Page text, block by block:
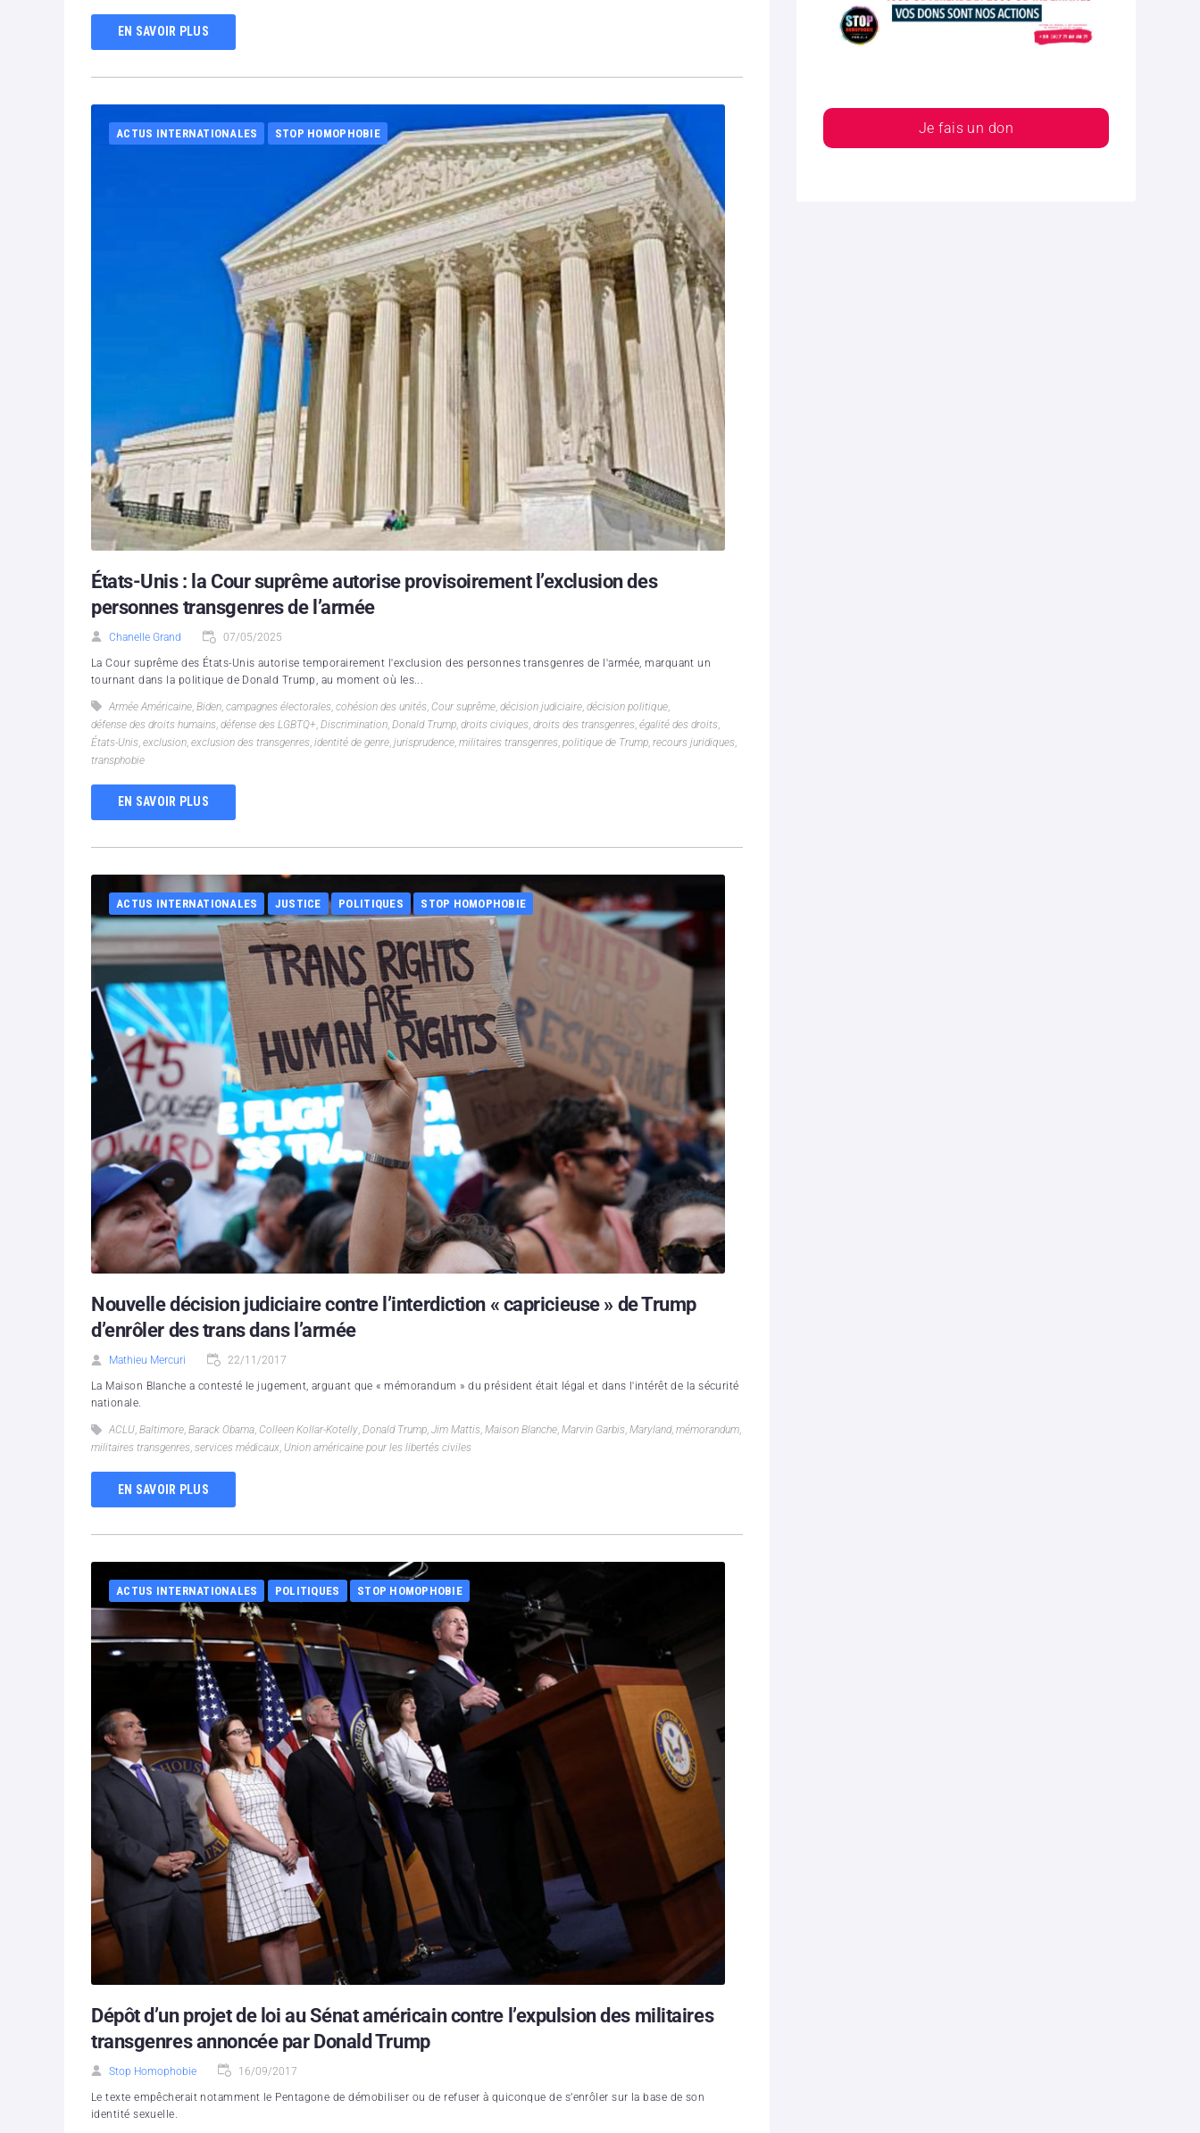
EN SAVOIR PLUS
ACTUS INTERNATIONALES STOP HOMOPHOBIE
États-Unis : la Cour suprême autorise provisoirement l’exclusion des
personnes transgenres de l’armée
Chanelle Grand 07/05/2025
La Cour suprême des États-Unis autorise temporairement l'exclusion des personnes transgenres de l'armée, marquant un
tournant dans la politique de Donald Trump, au moment où les...
Armée Américaine, Biden, campagnes électorales, cohésion des unités, Cour suprême, décision judiciaire, décision politique,
défense des droits humains, défense des LGBTQ+, Discrimination, Donald Trump, droits civiques, droits des transgenres, égalité des droits,
États-Unis, exclusion, exclusion des transgenres, identité de genre, jurisprudence, militaires transgenres, politique de Trump, recours juridiques,
transphobie
EN SAVOIR PLUS
ACTUS INTERNATIONALES JUSTICE POLITIQUES STOP HOMOPHOBIE
Nouvelle décision judiciaire contre l’interdiction « capricieuse » de Trump
d’enrôler des trans dans l’armée
Mathieu Mercuri 22/11/2017
La Maison Blanche a contesté le jugement, arguant que « mémorandum » du président était légal et dans l'intérêt de la sécurité
nationale.
ACLU, Baltimore, Barack Obama, Colleen Kollar-Kotelly, Donald Trump, Jim Mattis, Maison Blanche, Marvin Garbis, Maryland, mémorandum,
militaires transgenres, services médicaux, Union américaine pour les libertés civiles
EN SAVOIR PLUS
ACTUS INTERNATIONALES POLITIQUES STOP HOMOPHOBIE
Dépôt d’un projet de loi au Sénat américain contre l’expulsion des militaires
transgenres annoncée par Donald Trump
Stop Homophobie 16/09/2017
Le texte empêcherait notamment le Pentagone de démobiliser ou de refuser à quiconque de s’enrôler sur la base de son
identité sexuelle.
Je fais un don